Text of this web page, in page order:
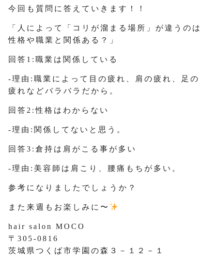
今回も質問に答えていきます！！
「人によって「コリが溜まる場所」が違うのは
性格や職業と関係ある？」
回答1:職業は関係している
-理由:職業によって目の疲れ、肩の疲れ、足の
疲れなどバラバラだから。
回答2:性格はわからない
-理由:関係してないと思う。
回答3:倉持は肩がこる事が多い
-理由:美容師は肩こり、腰痛もちが多い。
参考になりましたでしょうか？
また来週もお楽しみに〜
hair salon MOCO
〒305-0816
茨城県つくば市学園の森３－１２－１